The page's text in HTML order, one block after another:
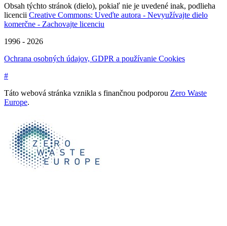
Obsah týchto stránok (dielo), pokiaľ nie je uvedené inak, podlieha
licencii Creative Commons: Uveďte autora - Nevyužívajte dielo
komerčne - Zachovajte licenciu
1996 - 2026
Ochrana osobných údajov, GDPR a používanie Cookies
#
Táto webová stránka vznikla s finančnou podporou Zero Waste
Europe.